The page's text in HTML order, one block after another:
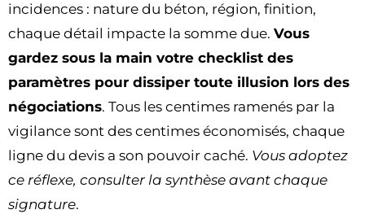
incidences : nature du béton, région, finition,
chaque détail impacte la somme due. Vous
gardez sous la main votre checklist des
paramètres pour dissiper toute illusion lors des
négociations. Tous les centimes ramenés par la
vigilance sont des centimes économisés, chaque
ligne du devis a son pouvoir caché. Vous adoptez
ce réflexe, consulter la synthèse avant chaque
signature.